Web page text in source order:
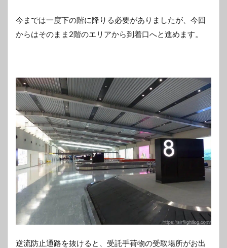
今までは一度下の階に降りる必要がありましたが、今回
からはそのまま2階のエリアから到着口へと進めます。
逆流防止通路を抜けると、受託手荷物の受取場所がお出